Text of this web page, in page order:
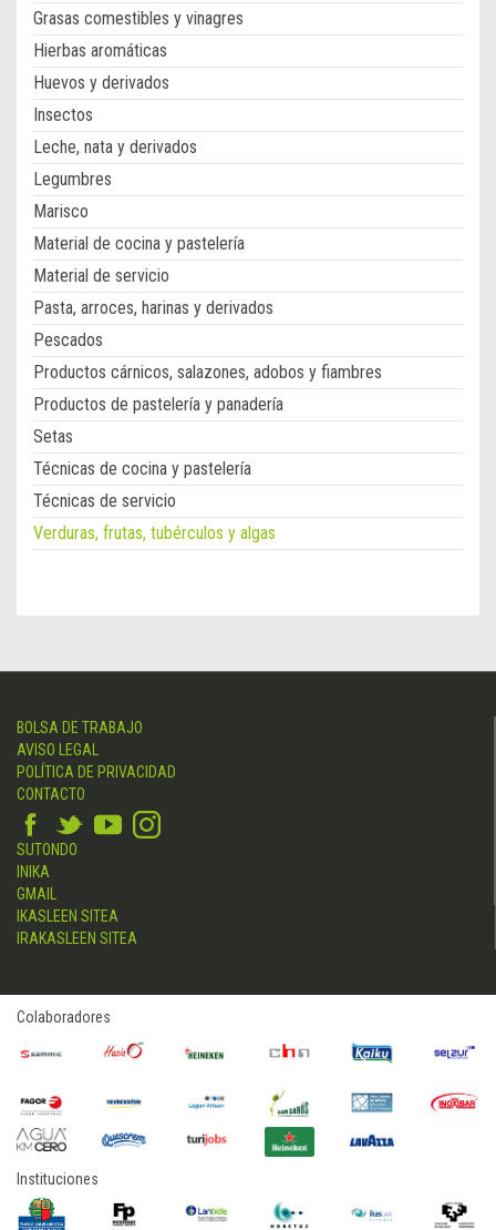
Grasas comestibles y vinagres
Hierbas aromáticas
Huevos y derivados
Insectos
Leche, nata y derivados
Legumbres
Marisco
Material de cocina y pastelería
Material de servicio
Pasta, arroces, harinas y derivados
Pescados
Productos cárnicos, salazones, adobos y fiambres
Productos de pastelería y panadería
Setas
Técnicas de cocina y pastelería
Técnicas de servicio
Verduras, frutas, tubérculos y algas
BOLSA DE TRABAJO
AVISO LEGAL
POLÍTICA DE PRIVACIDAD
CONTACTO
SUTONDO
INIKA
GMAIL
IKASLEEN SITEA
IRAKASLEEN SITEA
Colaboradores
Instituciones